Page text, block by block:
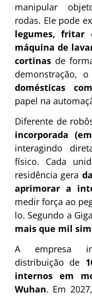
manipular
rodas. Ele pode
legumes, fritar
máquina de
cortinas de
demonstração,
domésticas
papel na
Diferente de
incorporada
interagindo
físico. Cada
residência gera
aprimorar a
medir força ao
lo. Segundo a
mais que mil
A empresa
distribuição de
internos em
Wuhan. Em